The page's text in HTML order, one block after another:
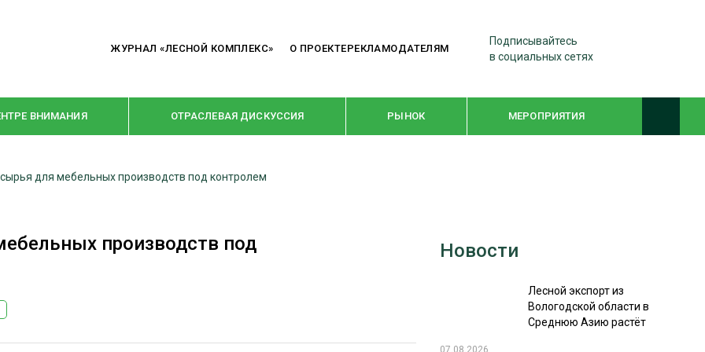
ЖУРНАЛ «ЛЕСНОЙ КОМПЛЕКС» О ПРОЕКТЕРЕКЛАМОДАТЕЛЯМ
Подписывайтесь
в социальных сетях
ВНИМАНИЯ ОТРАСЛЕВАЯ ДИСКУССИЯ РЫНОК МЕРОПРИЯТИЯ
РУБРИКИ
КРУПНЫМ ПЛАНОМ WOODEX-2021
СУШКА ДРЕВЕСИНЫ
для мебельных производств под контролем
производств под
Новости
Лесной экспорт из
Вологодской области в
Среднюю Азию растёт
07.08.2026